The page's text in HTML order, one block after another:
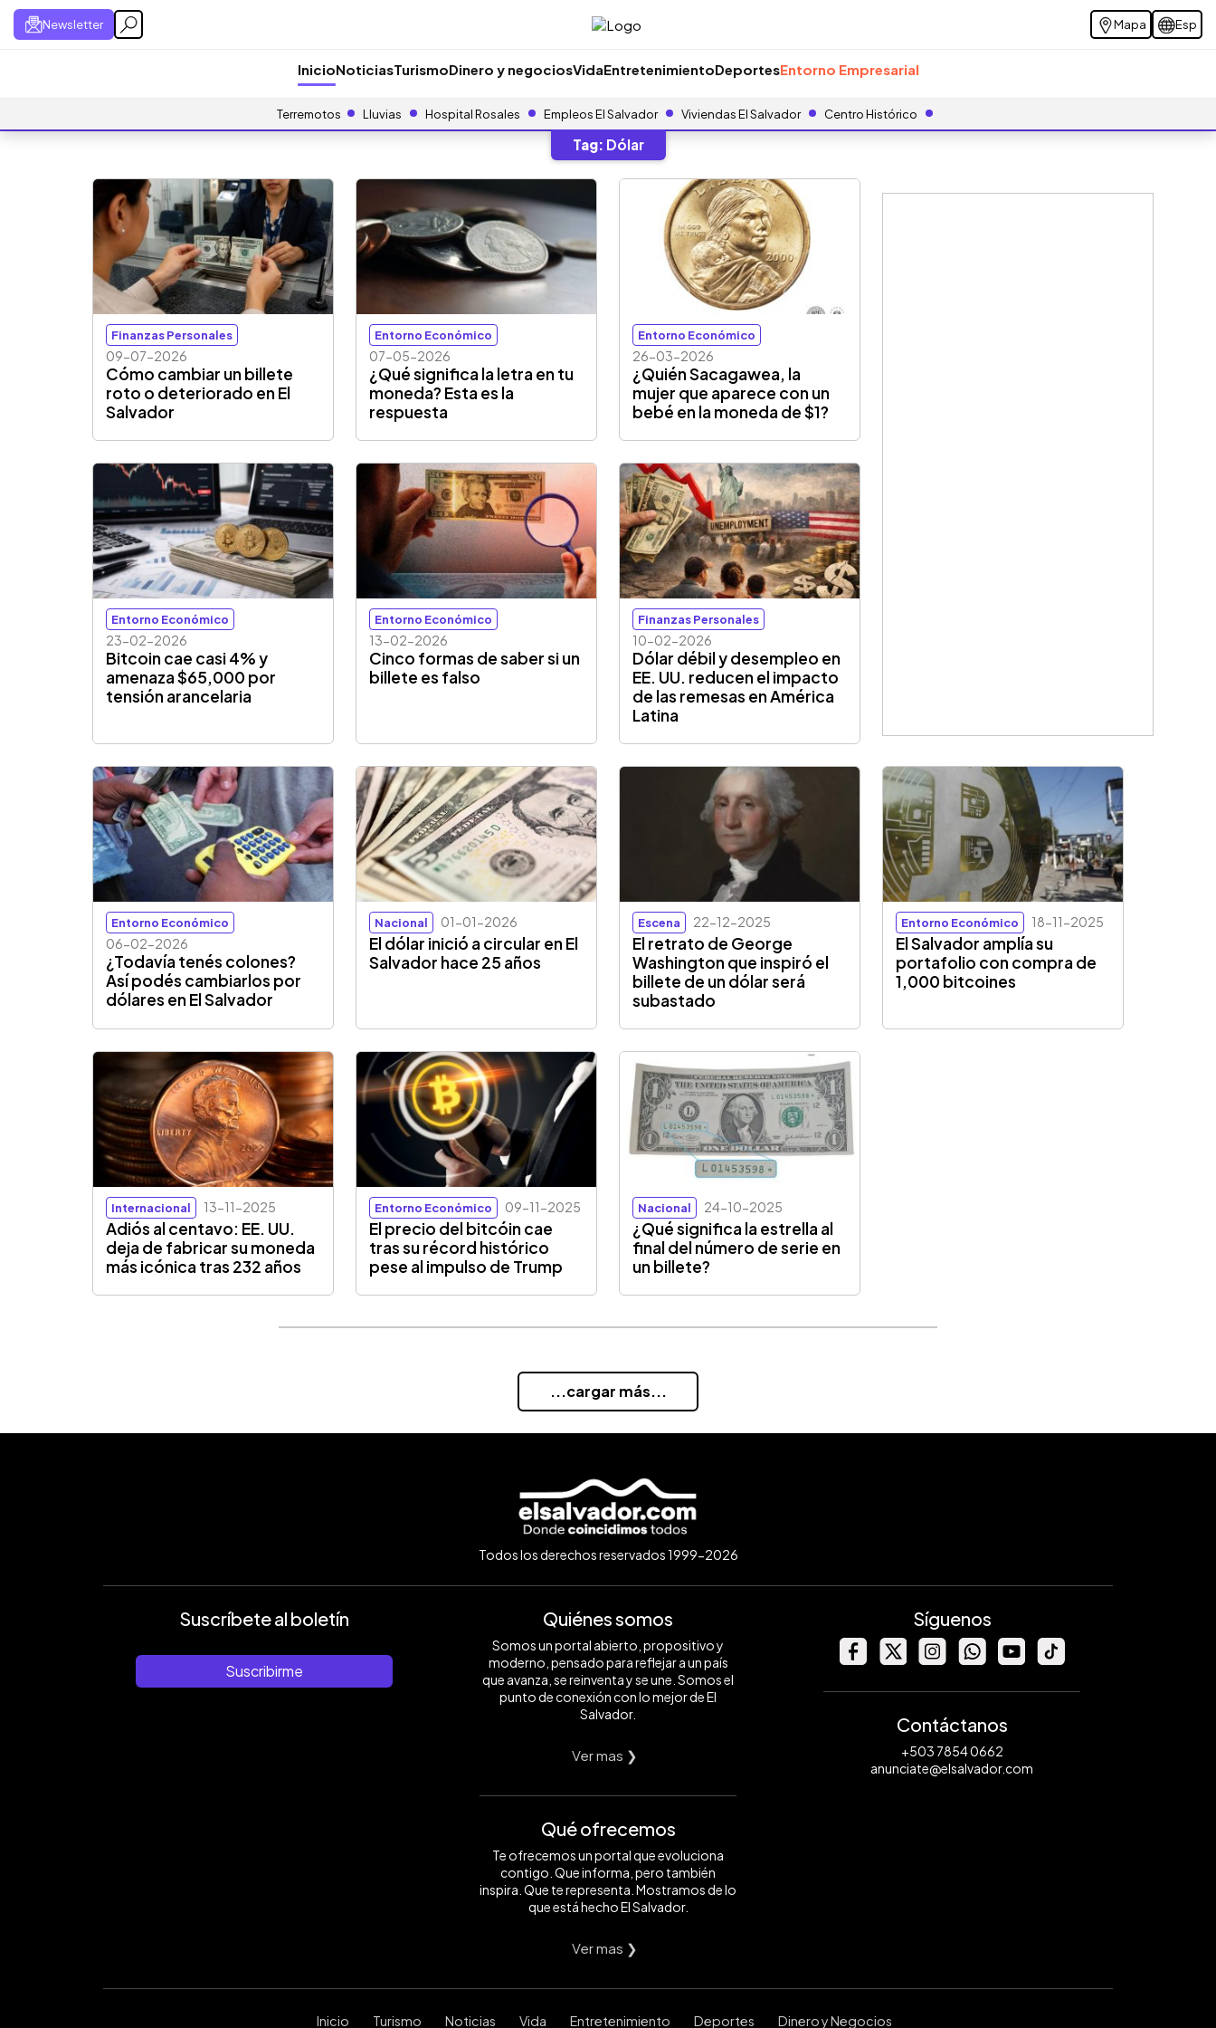
Newsletter Mapa Esp
InicioNoticiasTurismoDinero y negociosVidaEntretenimientoDeportesEntorno Empresarial
Terremotos Lluvias Hospital Rosales Empleos El Salvador Viviendas El Salvador Centro Histórico
Tag: Dólar
Finanzas Personales
09-07-2026
Cómo cambiar un billete
roto o deteriorado en El
Salvador
Entorno Económico
07-05-2026
¿Qué significa la letra en tu
moneda? Esta es la
respuesta
Entorno Económico
26-03-2026
¿Quién Sacagawea, la
mujer que aparece con un
bebé en la moneda de $1?
Entorno Económico
23-02-2026
Bitcoin cae casi 4% y
amenaza $65,000 por
tensión arancelaria
Entorno Económico
13-02-2026
Cinco formas de saber si un
billete es falso
Finanzas Personales
10-02-2026
Dólar débil y desempleo en
EE. UU. reducen el impacto
de las remesas en América
Latina
Entorno Económico
06-02-2026
¿Todavía tenés colones?
Así podés cambiarlos por
dólares en El Salvador
Nacional 01-01-2026
El dólar inició a circular en El
Salvador hace 25 años
Escena 22-12-2025
El retrato de George
Washington que inspiró el
billete de un dólar será
subastado
Entorno Económico 18-11-2025
El Salvador amplía su
portafolio con compra de
1,000 bitcoines
Internacional 13-11-2025
Adiós al centavo: EE. UU.
deja de fabricar su moneda
más icónica tras 232 años
Entorno Económico 09-11-2025
El precio del bitcóin cae
tras su récord histórico
pese al impulso de Trump
Nacional 24-10-2025
¿Qué significa la estrella al
final del número de serie en
un billete?
...cargar más...
Todos los derechos reservados 1999-2026
Suscríbete al boletín
Suscribirme
Quiénes somos
Somos un portal abierto, propositivo y
moderno, pensado para reflejar a un país
que avanza, se reinventa y se une. Somos el
punto de conexión con lo mejor de El
Salvador.
Ver mas ❯
Qué ofrecemos
Te ofrecemos un portal que evoluciona
contigo. Que informa, pero también
inspira. Que te representa. Mostramos de lo
que está hecho El Salvador.
Ver mas ❯
Síguenos
Contáctanos
+503 7854 0662
anunciate@elsalvador.com
Inicio Turismo Noticias Vida Entretenimiento Deportes Dinero y Negocios